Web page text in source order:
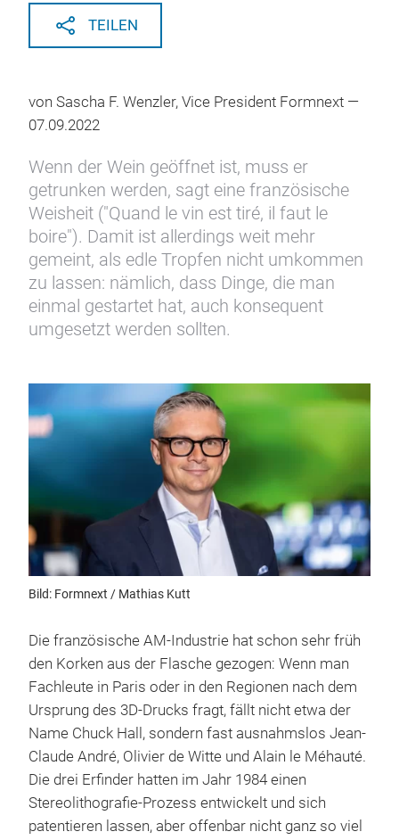
TEILEN
von Sascha F. Wenzler, Vice President Formnext —
07.09.2022
Wenn der Wein geöffnet ist, muss er
getrunken werden, sagt eine französische
Weisheit ("Quand le vin est tiré, il faut le
boire"). Damit ist allerdings weit mehr
gemeint, als edle Tropfen nicht umkommen
zu lassen: nämlich, dass Dinge, die man
einmal gestartet hat, auch konsequent
umgesetzt werden sollten.
Bild: Formnext / Mathias Kutt
Die französische AM-Industrie hat schon sehr früh
den Korken aus der Flasche gezogen: Wenn man
Fachleute in Paris oder in den Regionen nach dem
Ursprung des 3D-Drucks fragt, fällt nicht etwa der
Name Chuck Hall, sondern fast ausnahmslos Jean-
Claude André, Olivier de Witte und Alain le Méhauté.
Die drei Erfinder hatten im Jahr 1984 einen
Stereolithografie-Prozess entwickelt und sich
patentieren lassen, aber offenbar nicht ganz so viel